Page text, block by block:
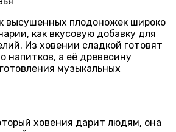
высушенных плодоножек широко
как вкусовую добавку для
Из ховении сладкой готовят
напитков, а её древесину
музыкальных
ховения дарит людям, она